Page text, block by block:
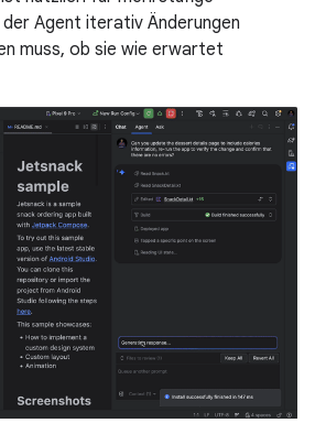
Agent iterativ Änderungen
muss, ob sie wie erwartet